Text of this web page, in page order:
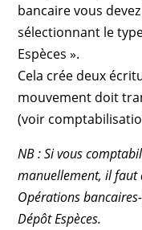
bancaire vous
sélectionnant le
Espèces ».
Cela crée deux
mouvement doit
(voir
NB : Si vous
manuellement, il faut
Opérations
Dépôt Espèces.